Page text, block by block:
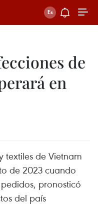
de
en
textiles de Vietnam
de 2023 cuando
pronosticó
del país